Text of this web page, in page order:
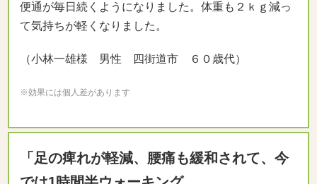
便通が毎日続くようになりました。体重も２ｋｇ減っ
て気持ちが軽くなりました。
（小林一雄様 男性 四街道市 ６０歳代）
※効果には個人差があります
「足の痺れが軽減、腰痛も緩和されて、今